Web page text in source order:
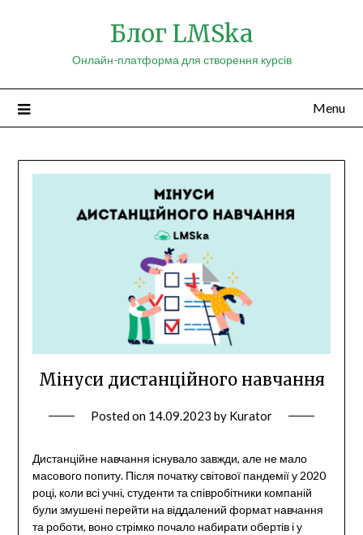
Блог LMSka
Онлайн-платформа для створення курсів
Menu
Мінуси дистанційного навчання
Posted on 14.09.2023 by Kurator
Дистанційне навчання існувало завжди, але не мало
масового попиту. Після початку світової пандемії у 2020
році, коли всі учні, студенти та співробітники компаній
були змушені перейти на віддалений формат навчання
та роботи, воно стрімко почало набирати обертів і у